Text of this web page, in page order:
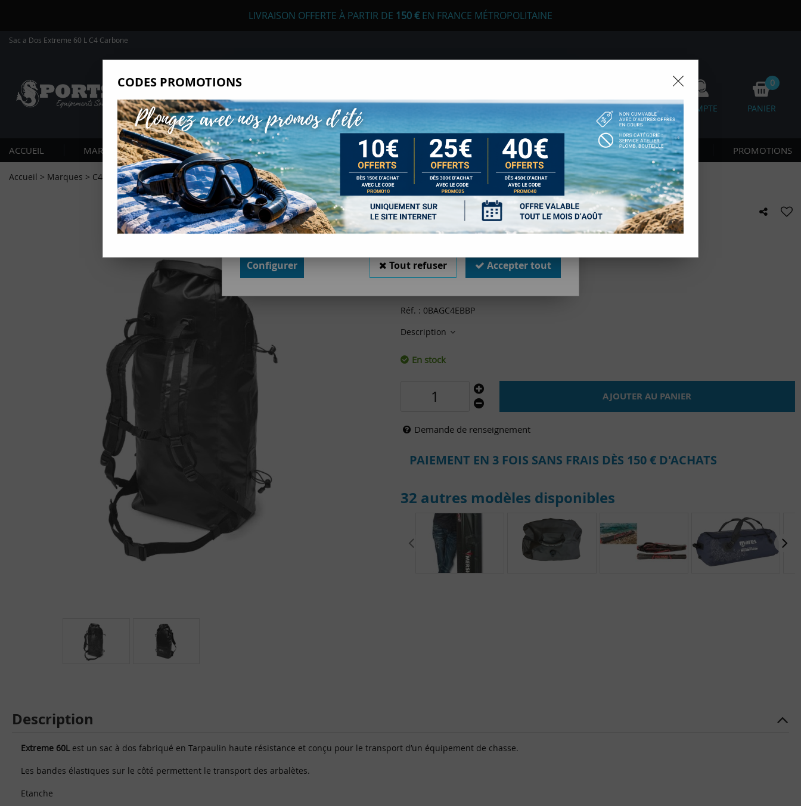
LIVRAISON OFFERTE À PARTIR DE 150 €EN FRANCE MÉTROPOLITAINE
Sac a Dos Extreme 60 L C4 Carbone
FAVORIS COMPTE
0
PANIER
ACCUEIL MARQUES PLONGÉE SOUS-MARINE APNÉE CHASSE SOUS-MARINE LONGE CÔTE & NAGE NOUVEAUTÉS PROMOTIONS
Accueil > Marques > C4 Sac a Dos Extreme 60 L C4 Carbone
SAC A DOS EXTREME 60 L C4 CARBONE
Soyez le premier à donner votre avis !
65,00€TTC
Réf. : 0BAGC4EBBP
Description
En stock
AJOUTER AU PANIER
Demande de renseignement
PAIEMENT EN 3 FOIS SANS FRAIS DÈS 150 € D'ACHATS
32 autres modèles disponibles
Description
Extreme 60Lest un sac à dos fabriqué en Tarpaulin haute résistance et conçu pour le transport d’un équipement de chasse.
Les bandes élastiques sur le côté permettent le transport des arbalètes.
Etanche
Nous autorisez-vous à utiliser vos cookies ?
Ils nous seront utiles pour :
Améliorer l'interface et les fonctionnalités du site
Mesurer les campagnes marketing et proposer des mises à jour sur nos
produits
Gérer l'authentification et surveiller les erreurs techniques
Certains cookies sont nécessaires à des fins techniques, ils sont donc dispensés de consentement. D'autres,
non obligatoires, peuvent être utilisés pour la personnalisation des annonces et du contenu, la mesure des
annonces et du contenu, la connaissance de l'audience et le développement de produits, les données de
géolocalisation précises et l'identification par le balayage de l'appareil, le stockage et/ou l'accès aux
informations sur un appareil. Si vous donnez votre consentement, celui-ci sera valable sur l’ensemble des sous-
domaines de Sports Med. Vous disposez de la possibilité de retirer votre consentement à tout moment en
cliquant sur le widget en bas à droite de la page. Pour en savoir plus, consulter notre politique de cookie.
Configurer Tout refuser Accepter tout
CODES PROMOTIONS